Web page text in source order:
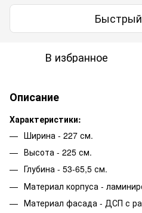
Быстрый
В избранное
Описание
Характеристики:
Ширина - 227 см.
Высота - 225 см.
Глубина - 53-65,5 см.
Материал корпуса -
Материал фасада - ДСП с